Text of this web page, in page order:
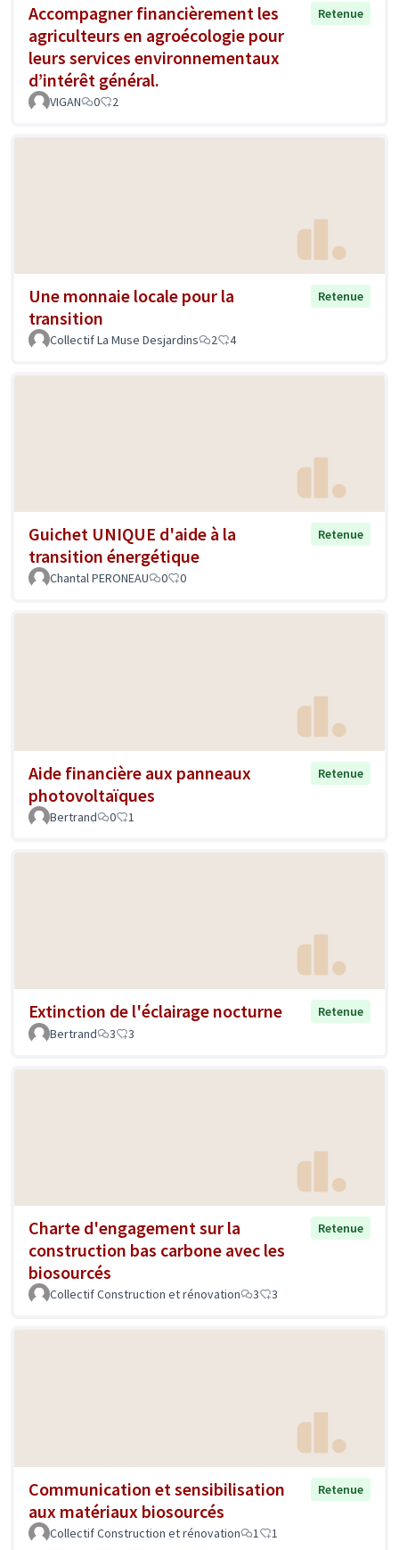
Accompagner financièrement les
agriculteurs en agroécologie pour
leurs services environnementaux
d’intérêt général.
Retenue
VIGAN 0 2
Une monnaie locale pour la
transition
Retenue
Collectif La Muse Desjardins 2 4
Guichet UNIQUE d'aide à la
transition énergétique
Retenue
Chantal PERONEAU 0 0
Aide financière aux panneaux
photovoltaïques
Retenue
Bertrand 0 1
Extinction de l'éclairage nocturne
Retenue
Bertrand
3 3
Charte d'engagement sur la
construction bas carbone avec les
biosourcés
Retenue
Collectif Construction et rénovation 3 3
Communication et sensibilisation
aux matériaux biosourcés
Retenue
Collectif Construction et rénovation 1 1